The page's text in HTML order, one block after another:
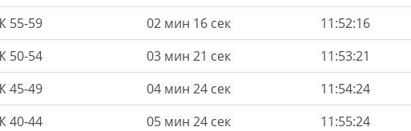
55-59 02 мин 16 сек
11:52:16
50-54 03 мин 21 сек
11:53:21
45-49 04 мин 24 сек
11:54:24
40-44 05 мин 24 сек
11:55:24